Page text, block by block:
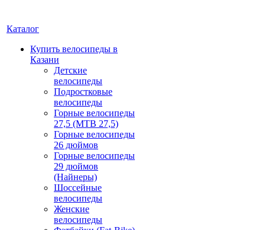
Каталог
Купить велосипеды в
Казани
Детские
велосипеды
Подростковые
велосипеды
Горные велосипеды
27,5 (MTB 27,5)
Горные велосипеды
26 дюймов
Горные велосипеды
29 дюймов
(Найнеры)
Шоссейные
велосипеды
Женские
велосипеды